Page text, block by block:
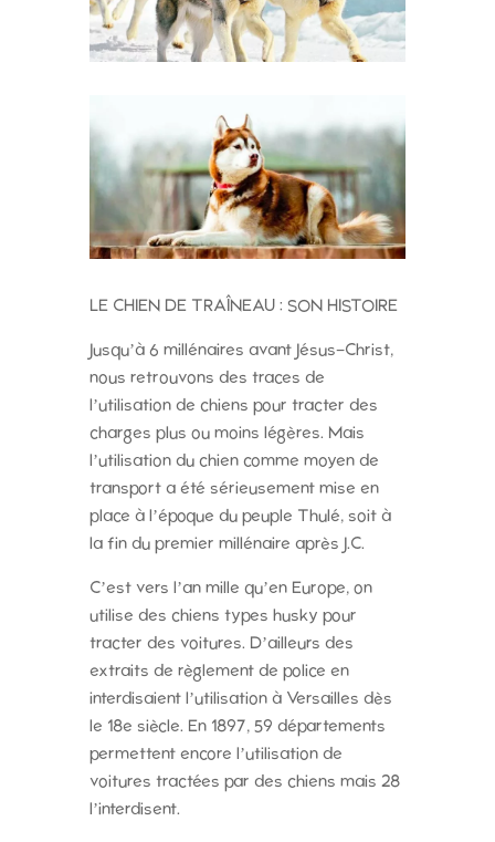
LE CHIEN DE TRAÎNEAU : SON HISTOIRE
Jusqu’à 6 millénaires avant Jésus-Christ,
nous retrouvons des traces de
l’utilisation de chiens pour tracter des
charges plus ou moins légères. Mais
l’utilisation du chien comme moyen de
transport a été sérieusement mise en
place à l’époque du peuple Thulé, soit à
la fin du premier millénaire après J.C.
C’est vers l’an mille qu’en Europe, on
utilise des chiens types husky pour
tracter des voitures. D’ailleurs des
extraits de règlement de police en
interdisaient l’utilisation à Versailles dès
le 18e siècle. En 1897, 59 départements
permettent encore l’utilisation de
voitures tractées par des chiens mais 28
l’interdisent.